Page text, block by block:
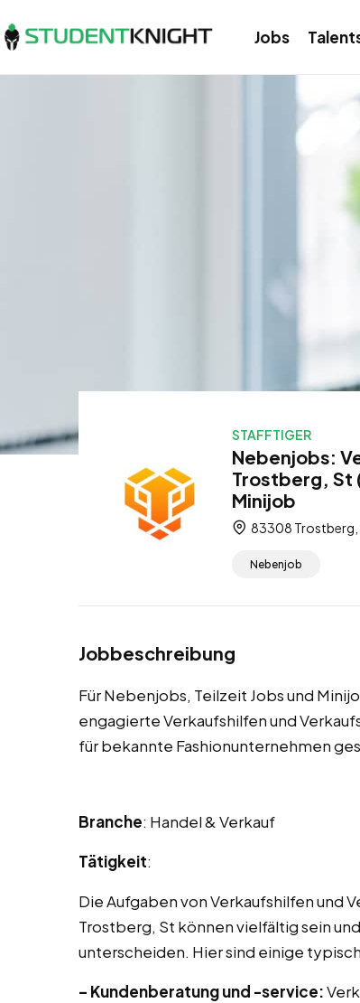
Jobs
STAFFTIGER
Nebenjobs:
Trostberg, St
Minijob
83308 Trostberg,
Nebenjob
Jobbeschreibung
Für Nebenjobs, Teilzeit Jobs und
engagierte Verkaufshilfen und
für bekannte Fashionunternehmen
Branche: Handel & Verkauf
Tätigkeit:
Die Aufgaben von Verkaufshilfen und
Trostberg, St können vielfältig sein
unterscheiden. Hier sind einige
– Kundenberatung und -service: